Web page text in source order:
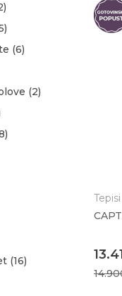
(6)
(2)
(16)
Tepisi